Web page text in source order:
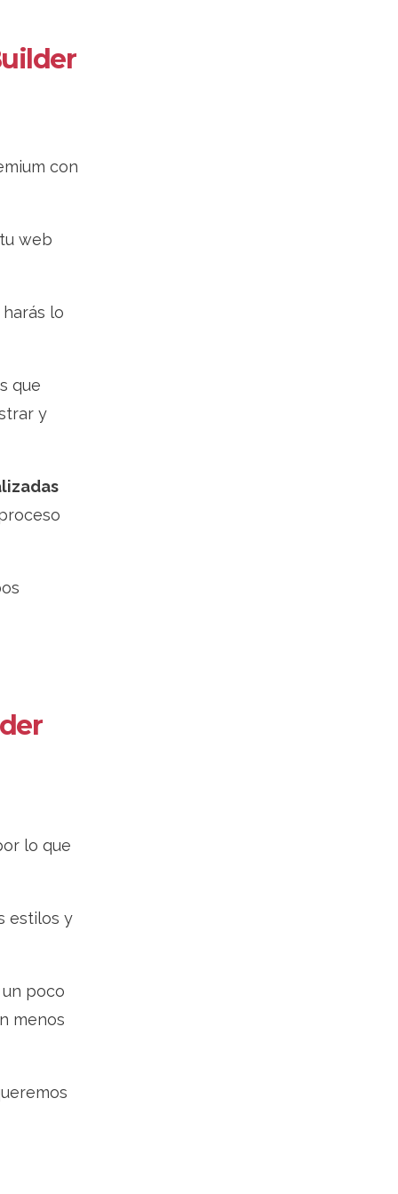
con
web
lo
que
y
lo que
estilos y
poco
menos